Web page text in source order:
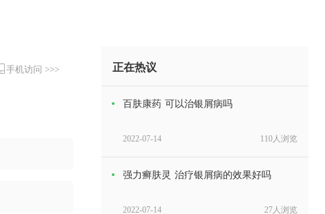
手机访问 >>> 正在热议
百肤康药 可以治银屑病吗
2022-07-14 110人浏览
强力癣肤灵 治疗银屑病的效果好吗
2022-07-14 27人浏览